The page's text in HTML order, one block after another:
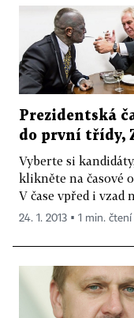
Prezidentská
do první třídy,
Vyberte si
klikněte na časové
V čase vpřed i vzad
24. 1. 2013 ▪ 1 min. čtení